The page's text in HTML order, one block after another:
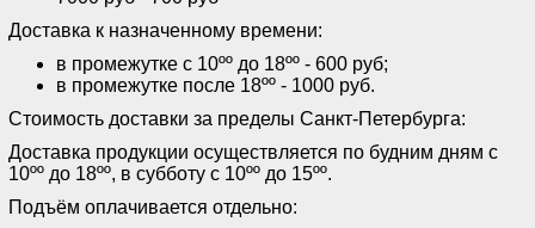
Доставка к назначенному времени:
в промежутке с 10ºº до 18ºº - 600 руб;
в промежутке после 18ºº - 1000 руб.
Стоимость доставки за пределы Санкт-Петербурга:
Доставка продукции осуществляется по будним дням с
10ºº до 18ºº, в субботу с 10ºº до 15ºº.
Подъём оплачивается отдельно: